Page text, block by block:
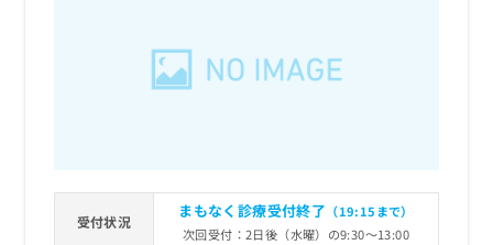
受付状況
まもなく診療受付終了 （19:15まで）
次回受付：2日後（水曜）の9:30～13:00